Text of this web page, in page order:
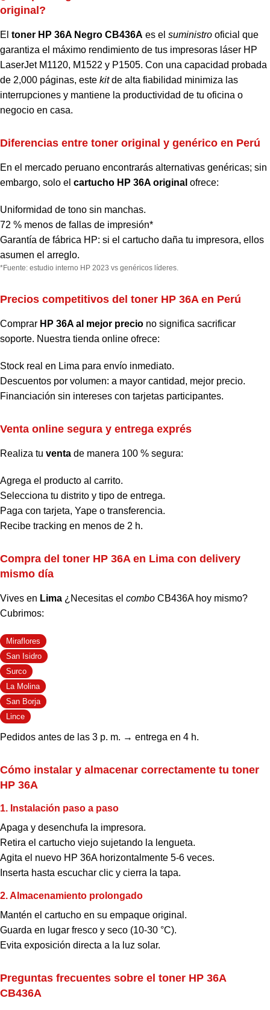
original?
El toner HP 36A Negro CB436A es el suministro oficial que
garantiza el máximo rendimiento de tus impresoras láser HP
LaserJet M1120, M1522 y P1505. Con una capacidad probada
de 2,000 páginas, este kitde alta fiabilidad minimiza las
interrupciones y mantiene la productividad de tu oficina o
negocio en casa.
Diferencias entre toner original y genérico en Perú
En el mercado peruano encontrarás alternativas genéricas; sin
embargo, solo el cartucho HP 36A original ofrece:
Uniformidad de tono sin manchas.
72 % menos de fallas de impresión*
Garantía de fábrica HP: si el cartucho daña tu impresora, ellos
asumen el arreglo.
*Fuente: estudio interno HP 2023 vs genéricos líderes.
Precios competitivos del toner HP 36A en Perú
Comprar HP 36A al mejor precio no significa sacrificar
soporte. Nuestra tienda online ofrece:
Stock real en Lima para envío inmediato.
Descuentos por volumen: a mayor cantidad, mejor precio.
Financiación sin intereses con tarjetas participantes.
Venta online segura y entrega exprés
Realiza tu venta de manera 100 % segura:
Agrega el producto al carrito.
Selecciona tu distrito y tipo de entrega.
Paga con tarjeta, Yape o transferencia.
Recibe tracking en menos de 2 h.
Compra del toner HP 36A en Lima con delivery
mismo día
Vives en Lima ¿Necesitas el combo CB436A hoy mismo?
Cubrimos:
Miraflores
San Isidro
Surco
La Molina
San Borja
Lince
Pedidos antes de las 3 p. m. → entrega en 4 h.
Cómo instalar y almacenar correctamente tu toner
HP 36A
1. Instalación paso a paso
Apaga y desenchufa la impresora.
Retira el cartucho viejo sujetando la lengueta.
Agita el nuevo HP 36A horizontalmente 5-6 veces.
Inserta hasta escuchar clic y cierra la tapa.
2. Almacenamiento prolongado
Mantén el cartucho en su empaque original.
Guarda en lugar fresco y seco (10-30 °C).
Evita exposición directa a la luz solar.
Preguntas frecuentes sobre el toner HP 36A
CB436A